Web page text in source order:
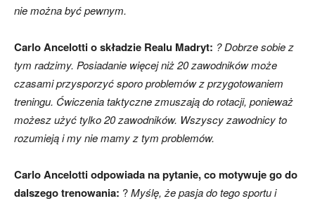
nie można być pewnym.
Carlo Ancelotti o składzie Realu Madryt: ? Dobrze sobie z
tym radzimy. Posiadanie więcej niż 20 zawodników może
czasami przysporzyć sporo problemów z przygotowaniem
treningu. Ćwiczenia taktyczne zmuszają do rotacji, ponieważ
możesz użyć tylko 20 zawodników. Wszyscy zawodnicy to
rozumieją i my nie mamy z tym problemów.
Carlo Ancelotti odpowiada na pytanie, co motywuje go do
dalszego trenowania: ?Myślę, że pasja do tego sportu i